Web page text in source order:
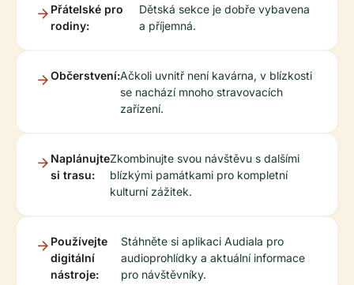
Přátelské pro
rodiny:
Dětská sekce je dobře vybavena
a příjemná.
Občerstvení:Ačkoli uvnitř není kavárna, v blízkosti
se nachází mnoho stravovacích
zařízení.
Naplánujte
si trasu:
Zkombinujte svou návštěvu s dalšími
blízkými památkami pro kompletní
kulturní zážitek.
Používejte
digitální
nástroje:
Stáhněte si aplikaci Audiala pro
audioprohlídky a aktuální informace
pro návštěvníky.